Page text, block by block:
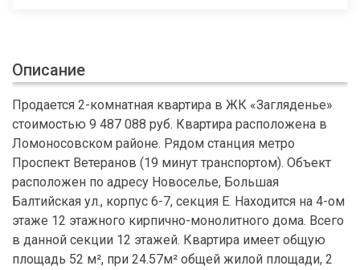
Описание
Продается 2-комнатная квартира в ЖК «Загляденье»
стоимостью 9 487 088 руб. Квартира расположена в
Ломоносовском районе. Рядом станция метро
Проспект Ветеранов (19 минут транспортом). Объект
расположен по адресу Новоселье, Большая
Балтийская ул., корпус 6-7, секция Е. Находится на 4-ом
этаже 12 этажного кирпично-монолитного дома. Всего
в данной секции 12 этажей. Квартира имеет общую
площадь 52 м², при 24.57м² общей жилой площади, 2